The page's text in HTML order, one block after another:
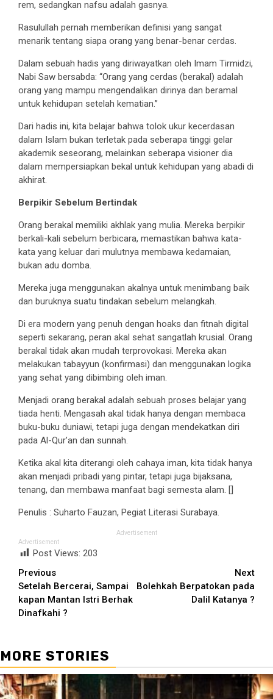
rem, sedangkan nafsu adalah gasnya.
Rasulullah pernah memberikan definisi yang sangat
menarik tentang siapa orang yang benar-benar cerdas.
Dalam sebuah hadis yang diriwayatkan oleh Imam Tirmidzi,
Nabi Saw bersabda: “Orang yang cerdas (berakal) adalah
orang yang mampu mengendalikan dirinya dan beramal
untuk kehidupan setelah kematian.”
Dari hadis ini, kita belajar bahwa tolok ukur kecerdasan
dalam Islam bukan terletak pada seberapa tinggi gelar
akademik seseorang, melainkan seberapa visioner dia
dalam mempersiapkan bekal untuk kehidupan yang abadi di
akhirat.
Berpikir Sebelum Bertindak
Orang berakal memiliki akhlak yang mulia. Mereka berpikir
berkali-kali sebelum berbicara, memastikan bahwa kata-
kata yang keluar dari mulutnya membawa kedamaian,
bukan adu domba.
Mereka juga menggunakan akalnya untuk menimbang baik
dan buruknya suatu tindakan sebelum melangkah.
Di era modern yang penuh dengan hoaks dan fitnah digital
seperti sekarang, peran akal sehat sangatlah krusial. Orang
berakal tidak akan mudah terprovokasi. Mereka akan
melakukan tabayyun (konfirmasi) dan menggunakan logika
yang sehat yang dibimbing oleh iman.
Menjadi orang berakal adalah sebuah proses belajar yang
tiada henti. Mengasah akal tidak hanya dengan membaca
buku-buku duniawi, tetapi juga dengan mendekatkan diri
pada Al-Qur’an dan sunnah.
Ketika akal kita diterangi oleh cahaya iman, kita tidak hanya
akan menjadi pribadi yang pintar, tetapi juga bijaksana,
tenang, dan membawa manfaat bagi semesta alam. []
Penulis : Suharto Fauzan, Pegiat Literasi Surabaya.
Advertisement
Advertisement
Post Views: 203
Continue
Reading
Previous
Setelah Bercerai, Sampai
kapan Mantan Istri Berhak
Dinafkahi ?
Next
Bolehkah Berpatokan pada
Dalil Katanya ?
MORE STORIES